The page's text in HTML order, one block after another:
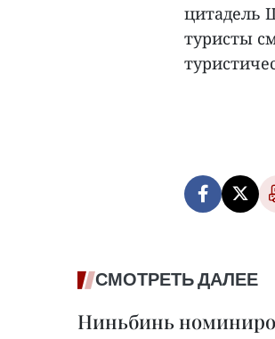
цитадель
туристы
СМОТРЕТЬ ДАЛЕЕ
Ниньбинь